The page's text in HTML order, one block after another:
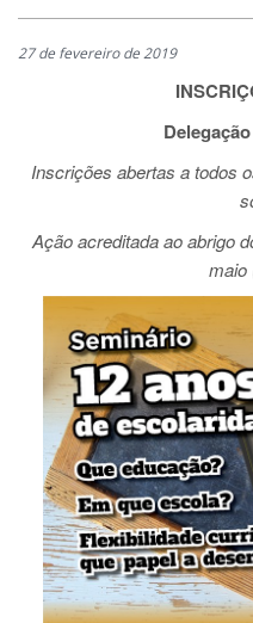
27 de fevereiro de 2019
Inscrições abertas a todos
Ação acreditada ao abrigo
maio